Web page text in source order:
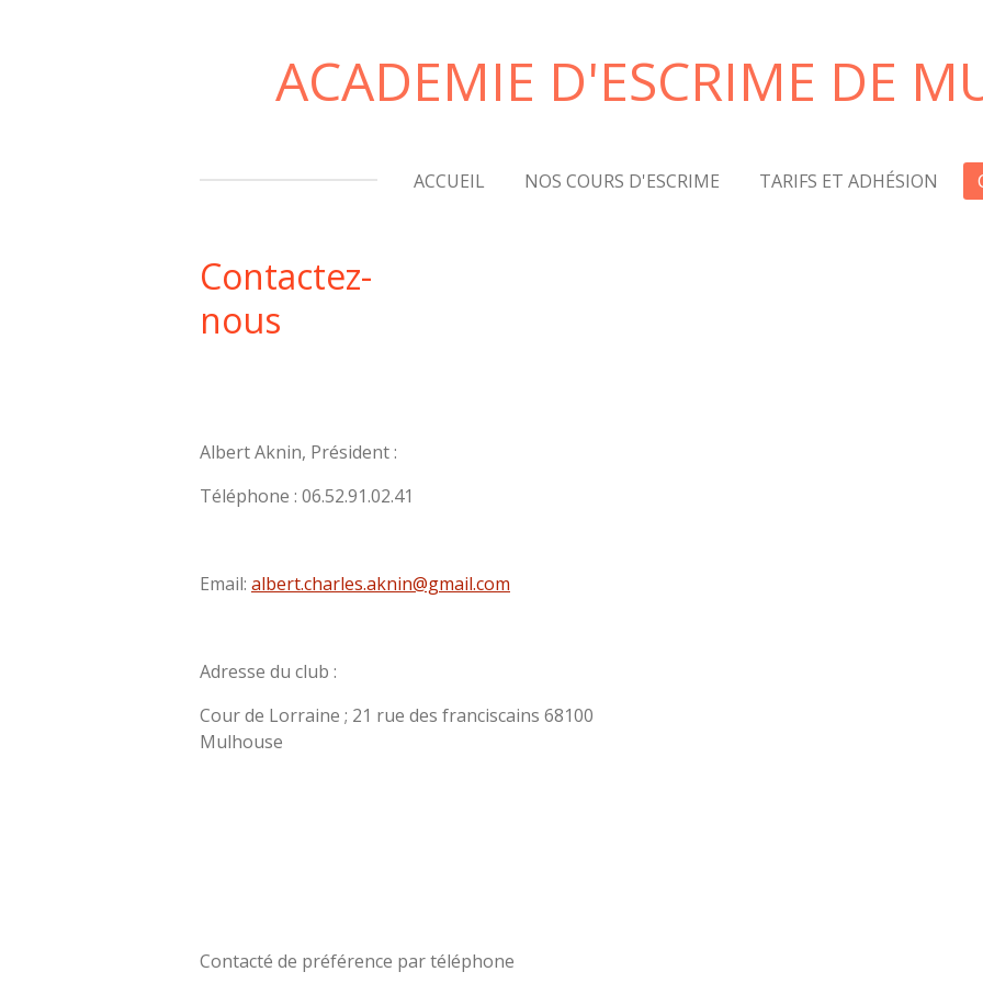
ACADEMIE D'ESCRIME DE
ACCUEIL NOS COURS D'ESCRIME TARIFS ET ADHÉSION
Contactez-
nous
Albert Aknin, Président :
Téléphone : 06.52.91.02.41
Email: albert.charles.aknin@gmail.com
Adresse du club :
Cour de Lorraine ; 21 rue des franciscains 68100
Mulhouse
Contacté de préférence par téléphone